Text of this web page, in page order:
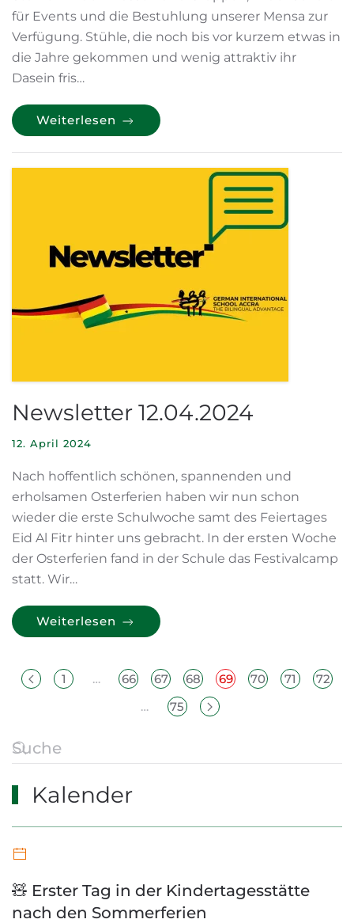
für Events und die Bestuhlung unserer Mensa zur
Verfügung. Stühle, die noch bis vor kurzem etwas in
die Jahre gekommen und wenig attraktiv ihr
Dasein fris…
Weiterlesen
Newsletter 12.04.2024
12. April 2024
Nach hoffentlich schönen, spannenden und
erholsamen Osterferien haben wir nun schon
wieder die erste Schulwoche samt des Feiertages
Eid Al Fitr hinter uns gebracht. In der ersten Woche
der Osterferien fand in der Schule das Festivalcamp
statt. Wir…
Weiterlesen
1 … 66 67 68 69 70 71
72
…
75
Kalender
🧸 Erster Tag in der Kindertagesstätte
nach den Sommerferien